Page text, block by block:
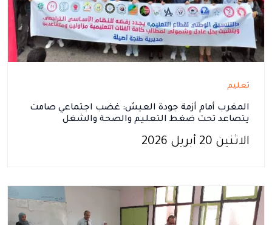
تعليم
المغرب أمام أزمة جودة العيش: غضب اجتماعي صامت
يتصاعد تحت ضغط التعليم والصحة والشغل
الاثنين 20 أبريل 2026